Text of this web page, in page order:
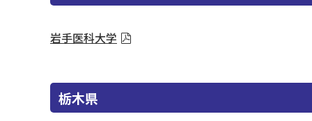
岩手医科大学
栃木県